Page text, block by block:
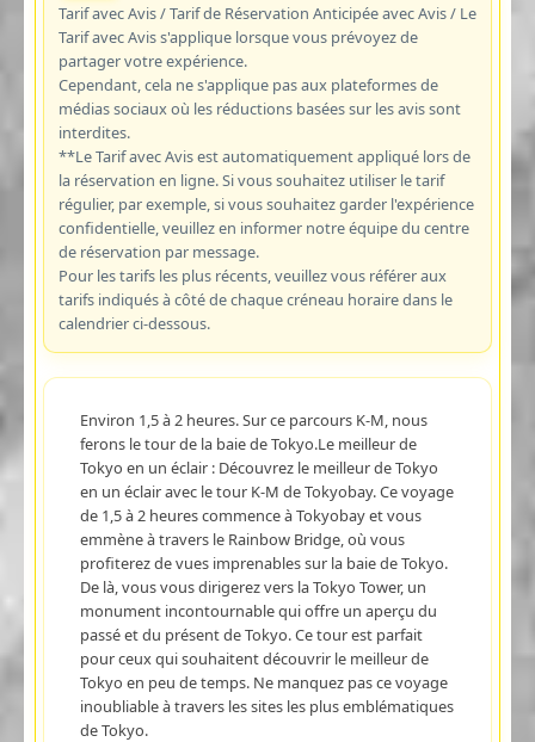
Tarif avec Avis / Tarif de Réservation Anticipée avec Avis / Le
Tarif avec Avis s'applique lorsque vous prévoyez de
partager votre expérience.
Cependant, cela ne s'applique pas aux plateformes de
médias sociaux où les réductions basées sur les avis sont
interdites.
**Le Tarif avec Avis est automatiquement appliqué lors de
la réservation en ligne. Si vous souhaitez utiliser le tarif
régulier, par exemple, si vous souhaitez garder l'expérience
confidentielle, veuillez en informer notre équipe du centre
de réservation par message.
Pour les tarifs les plus récents, veuillez vous référer aux
tarifs indiqués à côté de chaque créneau horaire dans le
calendrier ci-dessous.
Environ 1,5 à 2 heures. Sur ce parcours K-M, nous
ferons le tour de la baie de Tokyo.Le meilleur de
Tokyo en un éclair : Découvrez le meilleur de Tokyo
en un éclair avec le tour K-M de Tokyobay. Ce voyage
de 1,5 à 2 heures commence à Tokyobay et vous
emmène à travers le Rainbow Bridge, où vous
profiterez de vues imprenables sur la baie de Tokyo.
De là, vous vous dirigerez vers la Tokyo Tower, un
monument incontournable qui offre un aperçu du
passé et du présent de Tokyo. Ce tour est parfait
pour ceux qui souhaitent découvrir le meilleur de
Tokyo en peu de temps. Ne manquez pas ce voyage
inoubliable à travers les sites les plus emblématiques
de Tokyo.